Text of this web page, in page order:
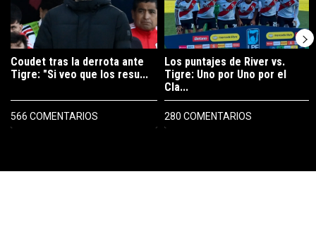
Coudet tras la derrota ante
Tigre: "Si veo que los resu...
566 COMENTARIOS
Los puntajes de River vs.
Tigre: Uno por Uno por el
Cla...
280 COMENTARIOS